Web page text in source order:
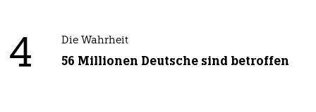
4 Die Wahrheit
56 Millionen Deutsche sind betroffen